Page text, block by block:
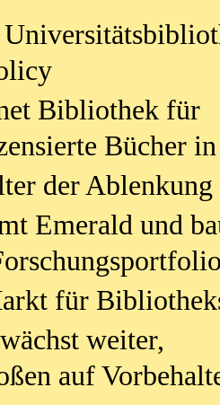
Bibliothek für
Bücher
der Ablenkung
Emerald und
für
weiter,
auf